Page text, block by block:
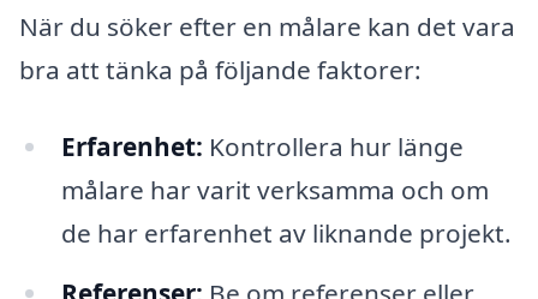
När du söker efter en målare kan det vara
bra att tänka på följande faktorer:
Erfarenhet: Kontrollera hur länge
målare har varit verksamma och om
de har erfarenhet av liknande projekt.